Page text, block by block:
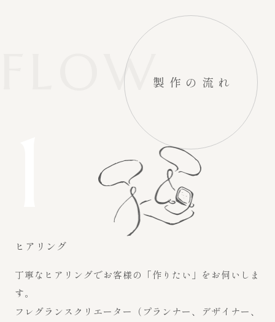
FLOW製作の流れ
ヒアリング
丁寧なヒアリングでお客様の「作りたい」をお伺いしま
す。
フレグランスクリエーター（プランナー、デザイナー、